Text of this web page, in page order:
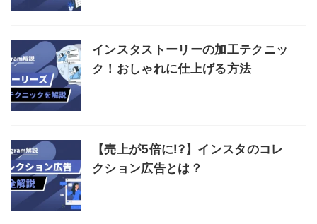
インスタストーリーの加工テクニッ
ク！おしゃれに仕上げる方法
【売上が5倍に!?】インスタのコレ
クション広告とは？